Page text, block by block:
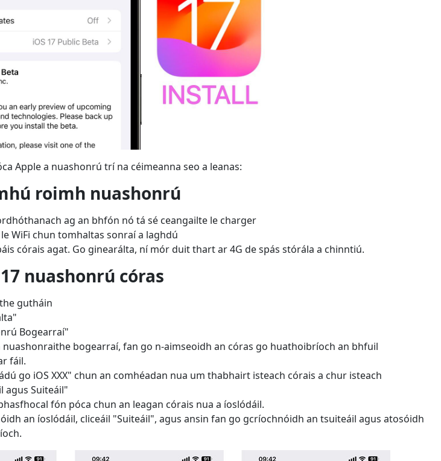
Apple a nuashonrú trí na céimeanna seo a leanas:
roimh nuashonrú
ag an bhfón nó tá sé ceangailte le charger
WiFi chun tomhaltas sonraí a laghdú
córais agat. Go ginearálta, ní mór duit thart ar 4G de spás stórála a chinntiú.
nuashonrú córas
gutháin
Bogearraí"
nuashonraithe bogearraí, fan go n-aimseoidh an córas go huathoibríoch an bhfuil
fáil.
go iOS XXX" chun an comhéadan nua um thabhairt isteach córais a chur isteach
agus Suiteáil"
fón póca chun an leagan córais nua a íoslódáil.
an íoslódáil, cliceáil "Suiteáil", agus ansin fan go gcríochnóidh an tsuiteáil agus atosóidh